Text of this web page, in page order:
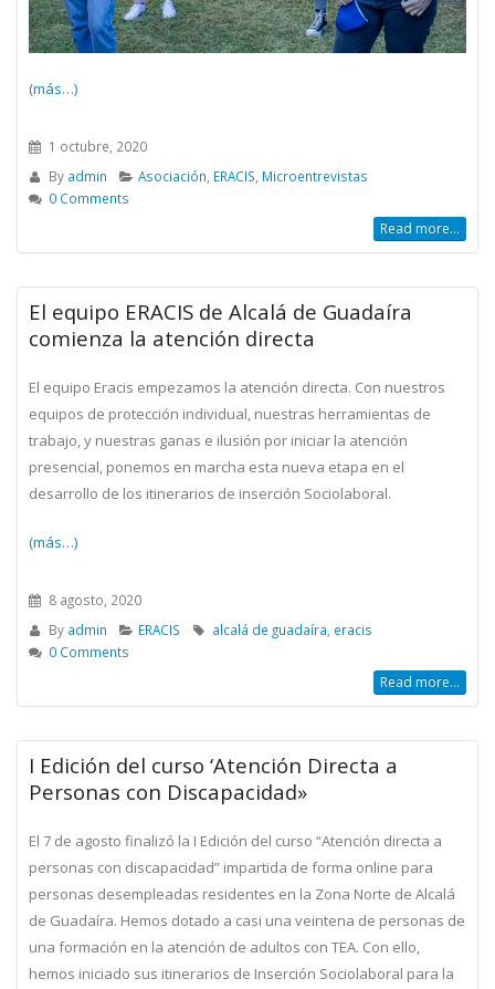
(más…)
1 octubre, 2020
By admin Asociación, ERACIS, Microentrevistas
0 Comments
Read more...
El equipo ERACIS de Alcalá de Guadaíra
comienza la atención directa
El equipo Eracis empezamos la atención directa. Con nuestros
equipos de protección individual, nuestras herramientas de
trabajo, y nuestras ganas e ilusión por iniciar la atención
presencial, ponemos en marcha esta nueva etapa en el
desarrollo de los itinerarios de inserción Sociolaboral.
(más…)
8 agosto, 2020
By admin ERACIS alcalá de guadaíra, eracis
0 Comments
Read more...
I Edición del curso ‘Atención Directa a
Personas con Discapacidad»
El 7 de agosto finalizó la I Edición del curso “Atención directa a
personas con discapacidad” impartida de forma online para
personas desempleadas residentes en la Zona Norte de Alcalá
de Guadaíra. Hemos dotado a casi una veintena de personas de
una formación en la atención de adultos con TEA. Con ello,
hemos iniciado sus itinerarios de Inserción Sociolaboral para la